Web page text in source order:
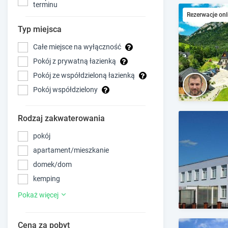
terminu
Typ miejsca
Całe miejsce na wyłączność
Pokój z prywatną łazienką
Pokój ze współdzieloną łazienką
Pokój współdzielony
Rodzaj zakwaterowania
pokój
apartament/mieszkanie
domek/dom
kemping
Pokaż więcej
Cena za pobyt
Rezerwacje